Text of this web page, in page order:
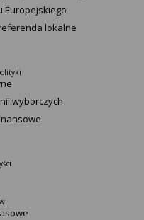
Europejskiego
lokalne
wyborczych